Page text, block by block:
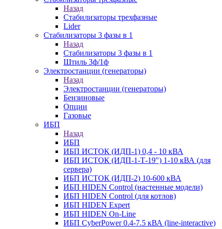
Назад
Стабилизаторы трехфазные
Lider
Стабилизаторы 3 фазы в 1
Назад
Стабилизаторы 3 фазы в 1
Штиль 3ф/1ф
Электростанции (генераторы)
Назад
Электростанции (генераторы)
Бензиновые
Опции
Газовые
ИБП
Назад
ИБП
ИБП ИСТОК (ИДП-1) 0,4 - 10 кВА
ИБП ИСТОК (ИДП-1-Т-19") 1-10 кВА (для
сервера)
ИБП ИСТОК (ИДП-2) 10-600 кВА
ИБП HIDEN Control (настенные модели)
ИБП HIDEN Control (для котлов)
ИБП HIDEN Expert
ИБП HIDEN On-Line
ИБП CyberPower 0.4-7.5 кВА (line-interactive)